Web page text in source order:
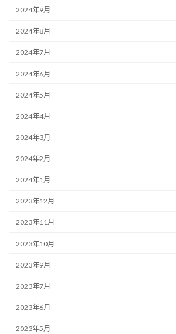
2024年9月
2024年8月
2024年7月
2024年6月
2024年5月
2024年4月
2024年3月
2024年2月
2024年1月
2023年12月
2023年11月
2023年10月
2023年9月
2023年7月
2023年6月
2023年5月